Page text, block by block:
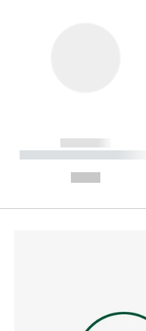
------------
----------- ----------- --------